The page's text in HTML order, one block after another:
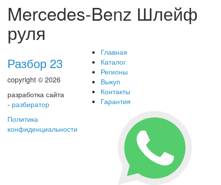
Mercedes-Benz Шлейф
руля
Разбор 23
copyright © 2026
разработка сайта
- разбиратор
Политика
конфиденциальности
Главная
Каталог
Регионы
Выкуп
Контакты
Гарантия